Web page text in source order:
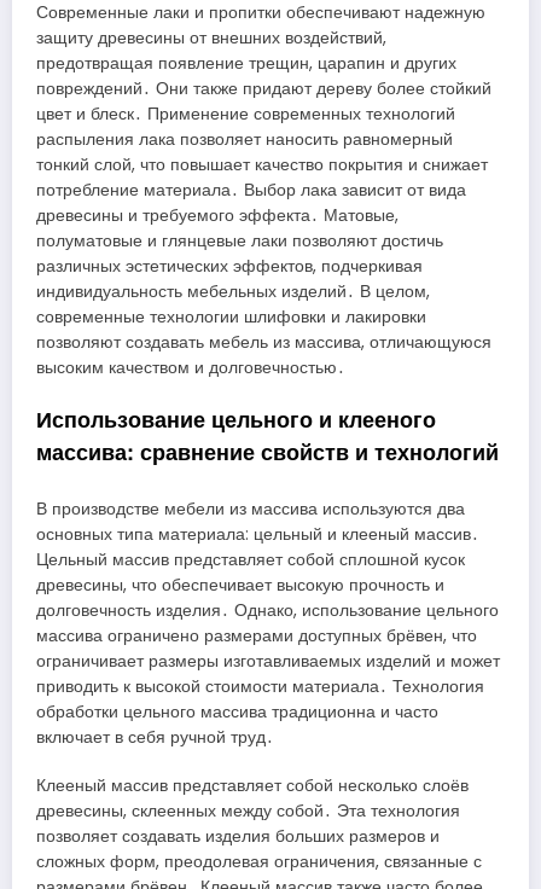
Современные лаки и пропитки обеспечивают надежную
защиту древесины от внешних воздействий,
предотвращая появление трещин, царапин и других
повреждений․ Они также придают дереву более стойкий
цвет и блеск․ Применение современных технологий
распыления лака позволяет наносить равномерный
тонкий слой, что повышает качество покрытия и снижает
потребление материала․ Выбор лака зависит от вида
древесины и требуемого эффекта․ Матовые,
полуматовые и глянцевые лаки позволяют достичь
различных эстетических эффектов, подчеркивая
индивидуальность мебельных изделий․ В целом,
современные технологии шлифовки и лакировки
позволяют создавать мебель из массива, отличающуюся
высоким качеством и долговечностью․
Использование цельного и клееного
массива: сравнение свойств и технологий
В производстве мебели из массива используются два
основных типа материала: цельный и клееный массив․
Цельный массив представляет собой сплошной кусок
древесины, что обеспечивает высокую прочность и
долговечность изделия․ Однако, использование цельного
массива ограничено размерами доступных брёвен, что
ограничивает размеры изготавливаемых изделий и может
приводить к высокой стоимости материала․ Технология
обработки цельного массива традиционна и часто
включает в себя ручной труд․
Клееный массив представляет собой несколько слоёв
древесины, склеенных между собой․ Эта технология
позволяет создавать изделия больших размеров и
сложных форм, преодолевая ограничения, связанные с